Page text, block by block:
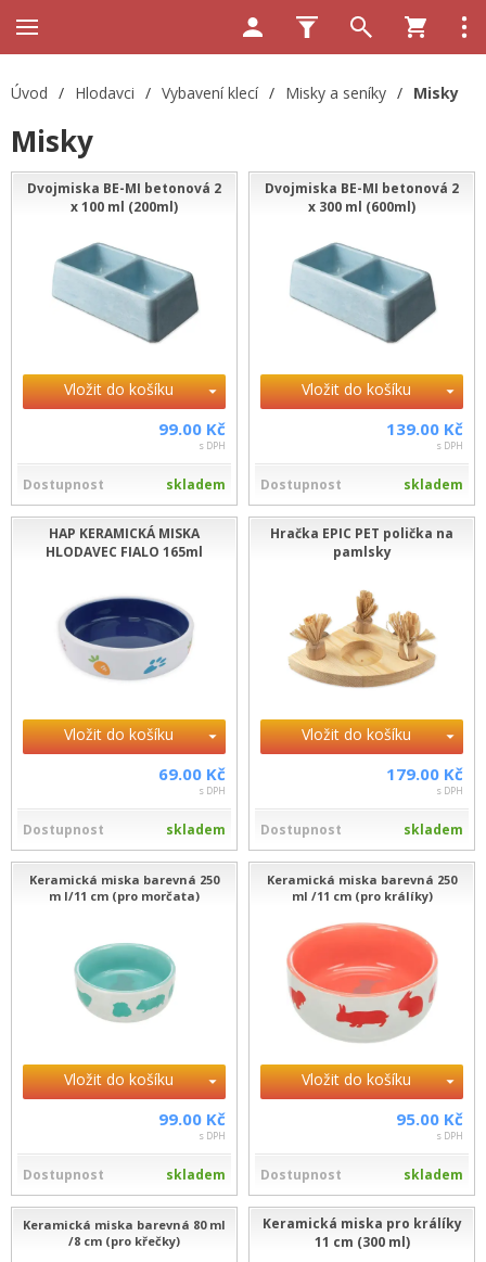
Úvod / Hlodavci / Vybavení klecí / Misky a seníky / Misky
Misky
Dvojmiska BE-MI betonová 2
x 100 ml (200ml)
Vložit do košíku
99.00 Kč
s DPH
Dostupnost skladem
Dvojmiska BE-MI betonová 2
x 300 ml (600ml)
Vložit do košíku
139.00 Kč
s DPH
Dostupnost skladem
HAP KERAMICKÁ MISKA
HLODAVEC FIALO 165ml
Vložit do košíku
69.00 Kč
s DPH
Dostupnost skladem
Hračka EPIC PET polička na
pamlsky
Vložit do košíku
179.00 Kč
s DPH
Dostupnost skladem
Keramická miska barevná 250
m l/11 cm (pro morčata)
Vložit do košíku
99.00 Kč
s DPH
Dostupnost skladem
Keramická miska barevná 250
ml /11 cm (pro králíky)
Vložit do košíku
95.00 Kč
s DPH
Dostupnost skladem
Keramická miska barevná 80 ml
/8 cm (pro křečky)
Keramická miska pro králíky
11 cm (300 ml)